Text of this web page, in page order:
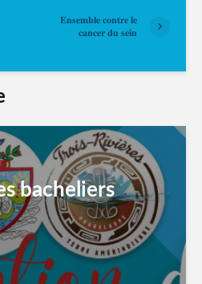
𝐄𝐧𝐬𝐞𝐦𝐛𝐥𝐞 𝐜𝐨𝐧𝐭𝐫𝐞 𝐥𝐞
𝐜𝐚𝐧𝐜𝐞𝐫 𝐝𝐮 𝐬𝐞𝐢𝐧
bacheliers